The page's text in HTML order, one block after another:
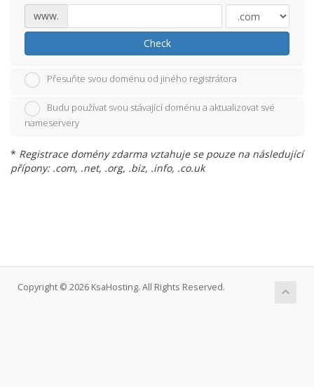
www.
Check
Přesuňte svou doménu od jiného registrátora
Budu používat svou stávající doménu a aktualizovat své
nameservery
* Registrace domény zdarma vztahuje se pouze na následující
přípony: .com, .net, .org, .biz, .info, .co.uk
Copyright © 2026 KsaHosting. All Rights Reserved.